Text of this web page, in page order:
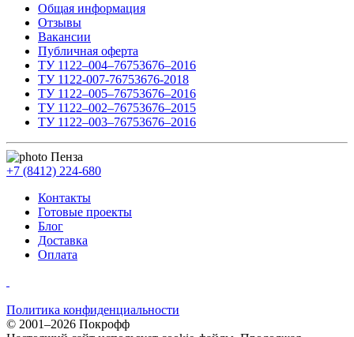
Общая информация
Отзывы
Вакансии
Публичная оферта
ТУ 1122–004–76753676–2016
ТУ 1122-007-76753676-2018
ТУ 1122–005–76753676–2016
ТУ 1122–002–76753676–2015
ТУ 1122–003–76753676–2016
Пенза
+7 (8412) 224-680
Контакты
Готовые проекты
Блог
Доставка
Оплата
Политика конфиденциальности
© 2001–2026 Покрофф